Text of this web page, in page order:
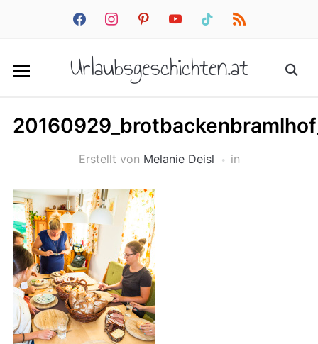
facebookinstagrampinterestyoutube tiktok rss
Urlaubsgeschichten.at
Erstellt von Melanie Deisl in